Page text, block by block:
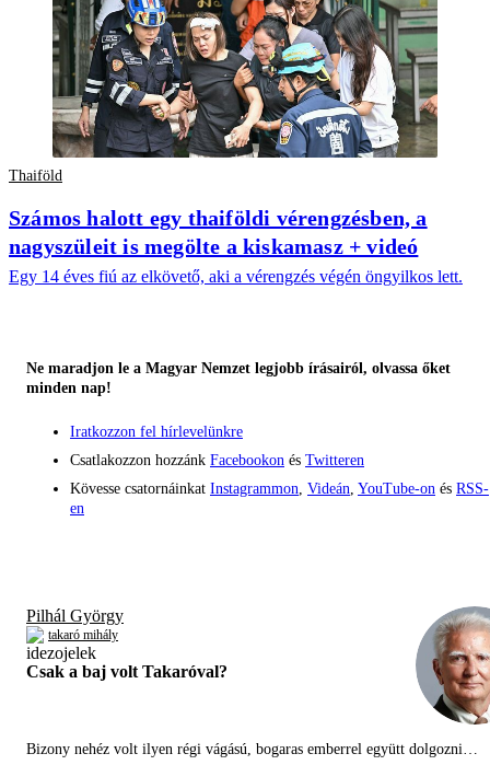
Thaiföld
Számos halott egy thaiföldi vérengzésben, a
nagyszüleit is megölte a kiskamasz + videó
Egy 14 éves fiú az elkövető, aki a vérengzés végén öngyilkos lett.
Ne maradjon le a Magyar Nemzet legjobb írásairól, olvassa őket
minden nap!
Iratkozzon fel hírlevelünkre
Csatlakozzon hozzánk Facebookon és Twitteren
Kövesse csatornáinkat Instagrammon, Videán, YouTube-on és RSS-
en
Pilhál György
takaró mihály
Csak a baj volt Takaróval?
Bizony nehéz volt ilyen régi vágású, bogaras emberrel együtt dolgozni…